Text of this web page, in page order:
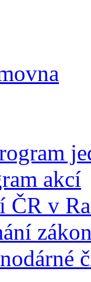
akcí
ČR v